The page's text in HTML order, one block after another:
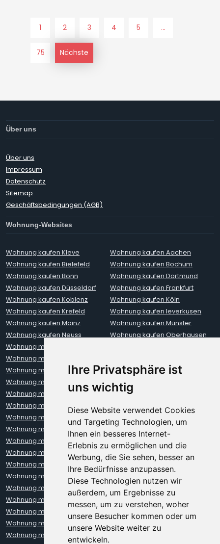
Ihre Privatsphäre ist
uns wichtig
Diese Website verwendet Cookies
und Targeting Technologien, um
Ihnen ein besseres Internet-
Erlebnis zu ermöglichen und die
Werbung, die Sie sehen, besser an
Ihre Bedürfnisse anzupassen.
Diese Technologien nutzen wir
außerdem, um Ergebnisse zu
messen, um zu verstehen, woher
unsere Besucher kommen oder um
unsere Website weiter zu
entwickeln.
1 2 3 4 5 ...
75 Nächste
Über uns
Über uns
Impressum
Datenschutz
Sitemap
Geschäftsbedingungen (AGB)
Wohnung-Websites
Wohnung kaufen Kleve
Wohnung kaufen Aachen
Wohnung kaufen Bielefeld
Wohnung kaufen Bochum
Wohnung kaufen Bonn
Wohnung kaufen Dortmund
Wohnung kaufen Düsseldorf
Wohnung kaufen Frankfurt
Wohnung kaufen Koblenz
Wohnung kaufen Köln
Wohnung kaufen Krefeld
Wohnung kaufen leverkusen
Wohnung kaufen Mainz
Wohnung kaufen Münster
Wohnung kaufen Neuss
Wohnung kaufen Oberhausen
Wohnung mieten Aachen
Wohnung mieten Berlin
Wohnung mieten Bochum
Wohnung mieten Bonn
Wohnung mieten Bremen
Wohnung mieten Darmstadt
Wohnung mieten Dortmund
Wohnung mieten Dresden
Wohnung mieten Erfurt
Wohnung mieten Frankfurt
Wohnung mieten Freiburg
Wohnung mieten Hamburg
Wohnung mieten Hannover
Wohnung mieten Heidelberg
Wohnung mieten Karlsruhe
Wohnung mieten Kiel
Wohnung mieten Kleve
Wohnung mieten Koblenz
Wohnung mieten Köln
Wohnung mieten Krefeld
Wohnung mieten Leipzig
Wohnung mieten Leverkusen
Wohnung mieten Lübeck
Wohnung mieten Mainz
Wohnung mieten Mannheim
Wohnung mieten München
Wohnung mieten Münster
Wohnung mieten Neuss
Wohnung mieten Nürnberg
Wohnung mieten Oberhausen
Wohnung mieten Oldenburg